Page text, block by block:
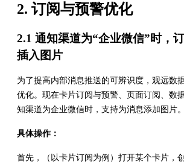
2. 订阅与预警优化
2.1 通知渠道为“企业微信”时，
插入图片
为了提高内部消息推送的可辨识度，观远数
优化。现在卡片订阅与预警、页面订阅、数
知渠道为企业微信时，支持为消息添加图片。
具体操作：
首先，（以卡片订阅为例）打开某个卡片，